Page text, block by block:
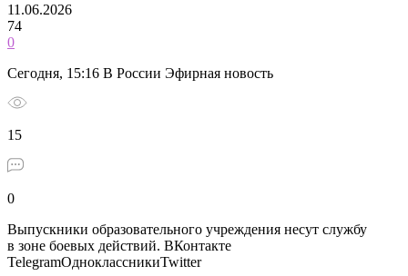
11.06.2026
74
0
Сегодня, 15:16 В России Эфирная новость
15
0
Выпускники образовательного учреждения несут службу
в зоне боевых действий. ВКонтакте
TelegramОдноклассникиTwitter